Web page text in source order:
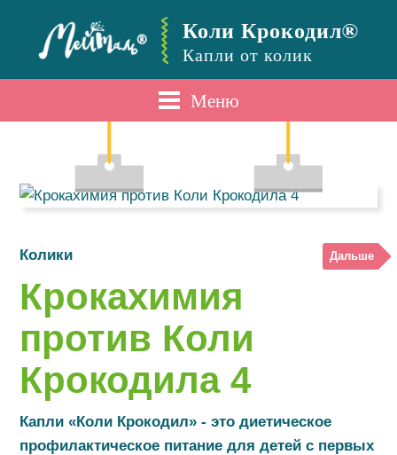
Коли Крокодил®
Капли от колик
Меню
Колики Дальше
Крокахимия
против Коли
Крокодила 4
Капли «Коли Крокодил» - это диетическое
профилактическое питание для детей с первых